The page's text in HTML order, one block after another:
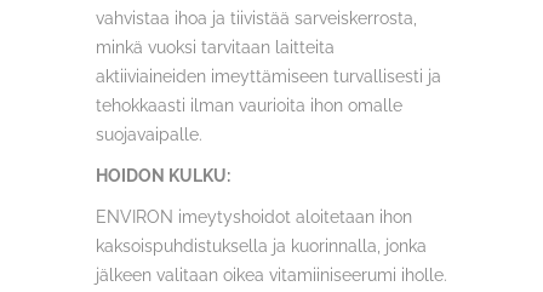
vahvistaa ihoa ja tiivistää sarveiskerrosta,
minkä vuoksi tarvitaan laitteita
aktiiviaineiden imeyttämiseen turvallisesti ja
tehokkaasti ilman vaurioita ihon omalle
suojavaipalle.
HOIDON KULKU:
ENVIRON imeytyshoidot aloitetaan ihon
kaksoispuhdistuksella ja kuorinnalla, jonka
jälkeen valitaan oikea vitamiiniseerumi iholle.